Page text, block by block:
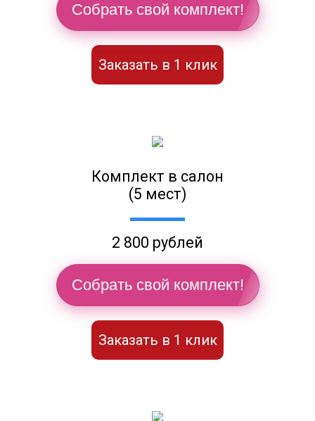
Собрать свой комплект!
Заказать в 1 клик
Комплект в салон
(5 мест)
2 800 рублей
Собрать свой комплект!
Заказать в 1 клик